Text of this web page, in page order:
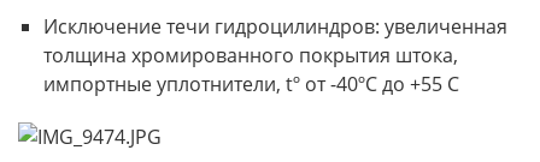
Исключение течи гидроцилиндров: увеличенная
толщина хромированного покрытия штока,
импортные уплотнители, tº от -40ºС до +55 С